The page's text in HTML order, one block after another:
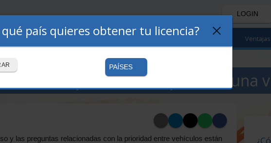
LOGIN
Premium Ventajas
la prioridad de paso en una
y las preguntas relacionadas con la prioridad entre vehículos están
qué país quieres obtener tu licencia?
PAÍSES